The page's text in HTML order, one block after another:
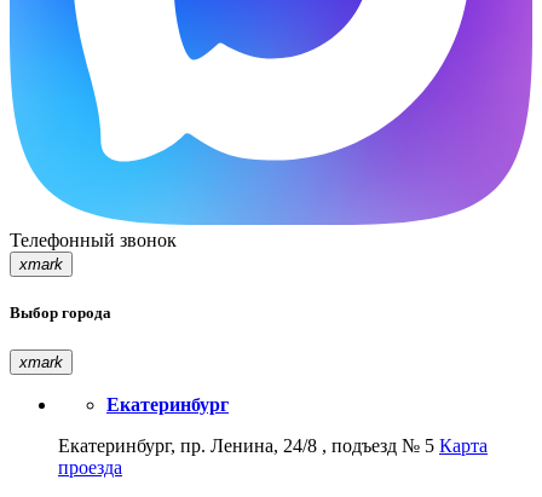
Телефонный звонок
xmark
Выбор города
xmark
Екатеринбург
Екатеринбург, пр. Ленина, 24/8 , подъезд № 5 Карта
проезда